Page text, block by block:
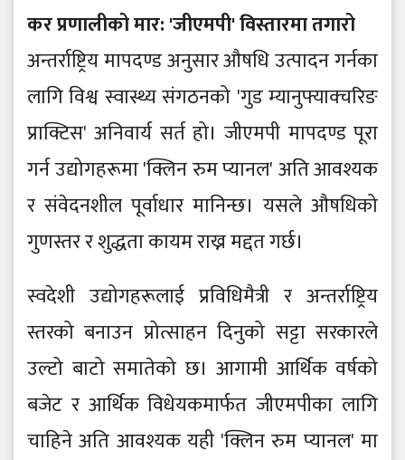
कर प्रणालीको मार: 'जीएमपी' विस्तारमा तगारो
अन्तर्राष्ट्रिय मापदण्ड अनुसार औषधि उत्पादन गर्नका
लागि विश्व स्वास्थ्य संगठनको 'गुड म्यानुफ्याक्चरिङ
प्राक्टिस' अनिवार्य सर्त हो। जीएमपी मापदण्ड पूरा
गर्न उद्योगहरूमा 'क्लिन रुम प्यानल' अति आवश्यक
र संवेदनशील पूर्वाधार मानिन्छ। यसले औषधिको
गुणस्तर र शुद्धता कायम राख्न मद्दत गर्छ।
स्वदेशी उद्योगहरूलाई प्रविधिमैत्री र अन्तर्राष्ट्रिय
स्तरको बनाउन प्रोत्साहन दिनुको सट्टा सरकारले
उल्टो बाटो समातेको छ। आगामी आर्थिक वर्षको
बजेट र आर्थिक विधेयकमार्फत जीएमपीका लागि
चाहिने अति आवश्यक यही 'क्लिन रुम प्यानल' मा